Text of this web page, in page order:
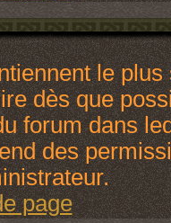
le
dès que
forum dans
des
page